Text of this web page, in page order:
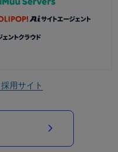
採用サイト